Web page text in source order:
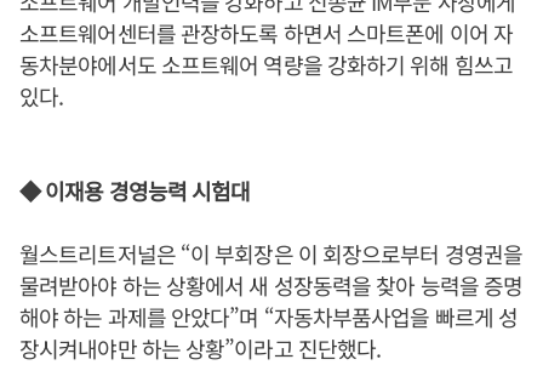
소프트웨어센터를 관장하도록 하면서 스마트폰에 이어 자
동차분야에서도 소프트웨어 역량을 강화하기 위해 힘쓰고
있다.
◆ 이재용 경영능력 시험대
월스트리트저널은 “이 부회장은 이 회장으로부터 경영권을
물려받아야 하는 상황에서 새 성장동력을 찾아 능력을 증명
해야 하는 과제를 안았다”며 “자동차부품사업을 빠르게 성
장시켜내야만 하는 상황”이라고 진단했다.